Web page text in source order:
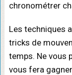
chronométrer
Les techniques
tricks de
temps. Ne vous
vous fera